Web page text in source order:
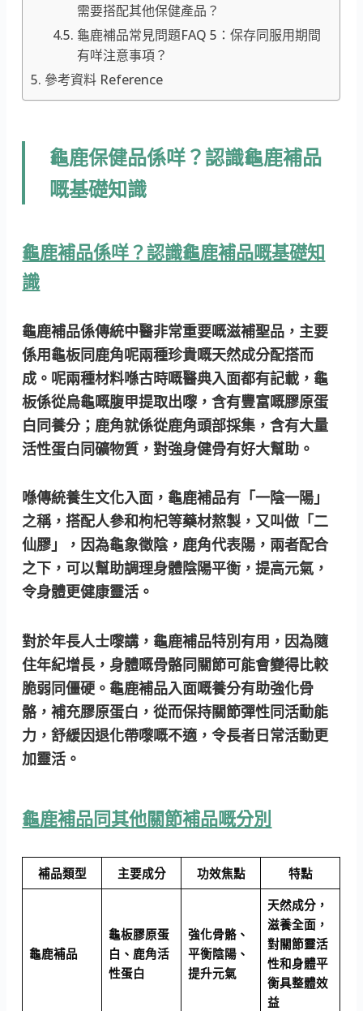
需要搭配其他保健產品？
龜鹿補品常見問題FAQ 5：保存同服用期間
有咩注意事項？
參考資料 Reference
龜鹿保健品係咩？認識龜鹿補品
嘅基礎知識
龜鹿補品係咩？認識龜鹿補品嘅基礎知
識
龜鹿補品係傳統中醫非常重要嘅滋補聖品，主要
係用龜板同鹿角呢兩種珍貴嘅天然成分配搭而
成。呢兩種材料喺古時嘅醫典入面都有記載，龜
板係從烏龜嘅腹甲提取出嚟，含有豐富嘅膠原蛋
白同養分；鹿角就係從鹿角頭部採集，含有大量
活性蛋白同礦物質，對強身健骨有好大幫助。
喺傳統養生文化入面，龜鹿補品有「一陰一陽」
之稱，搭配人參和枸杞等藥材熬製，又叫做「二
仙膠」，因為龜象徵陰，鹿角代表陽，兩者配合
之下，可以幫助調理身體陰陽平衡，提高元氣，
令身體更健康靈活。
對於年長人士嚟講，龜鹿補品特別有用，因為隨
住年紀增長，身體嘅骨骼同關節可能會變得比較
脆弱同僵硬。龜鹿補品入面嘅養分有助強化骨
骼，補充膠原蛋白，從而保持關節彈性同活動能
力，舒緩因退化帶嚟嘅不適，令長者日常活動更
加靈活。
龜鹿補品同其他關節補品嘅分別
補品類型 主要成分 功效焦點 特點
龜鹿補品
龜板膠原蛋
白、鹿角活
性蛋白
強化骨骼、
平衡陰陽、
提升元氣
天然成分，
滋養全面，
對關節靈活
性和身體平
衡具整體效
益